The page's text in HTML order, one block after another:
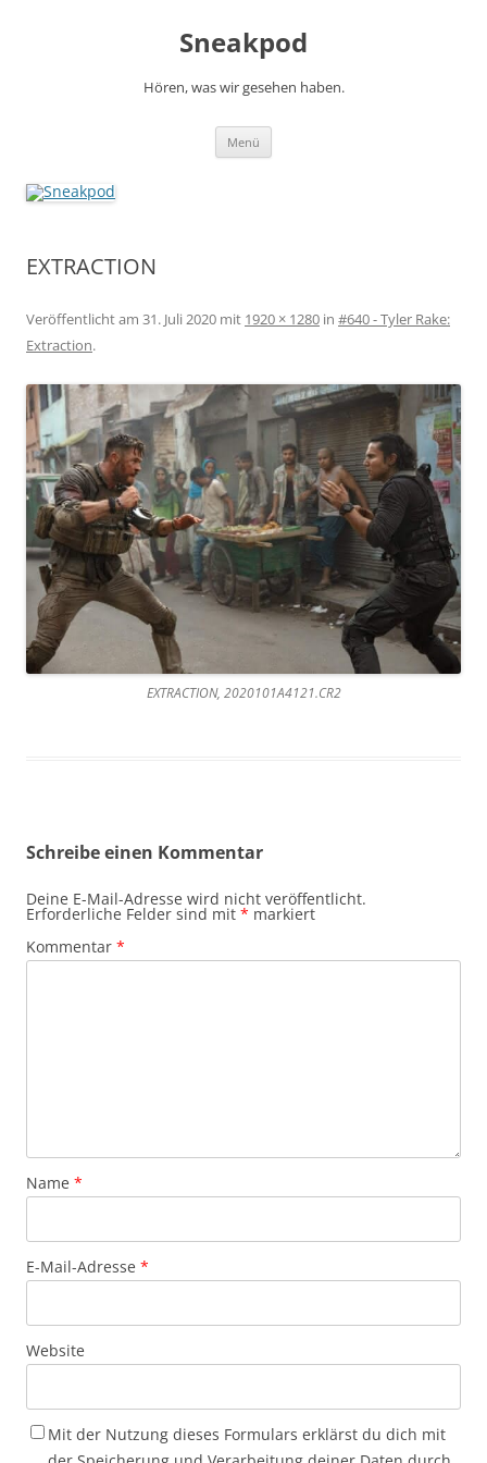
Sneakpod
Hören, was wir gesehen haben.
Menü
EXTRACTION
Veröffentlicht am 31. Juli 2020 mit 1920 × 1280 in #640 - Tyler Rake:
Extraction.
EXTRACTION, 2020101A4121.CR2
Schreibe einen Kommentar
Deine E-Mail-Adresse wird nicht veröffentlicht.
Erforderliche Felder sind mit * markiert
Kommentar *
Name *
E-Mail-Adresse *
Website
Mit der Nutzung dieses Formulars erklärst du dich mit